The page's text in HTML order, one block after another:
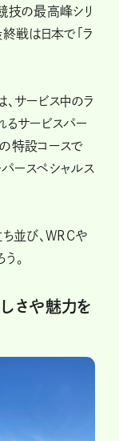
技の最高峰シリ
戦は日本で「ラ
サービス中のラ
るサービスパー
特設コースで
ースペシャルス
ち並び、WRCや
。
さや魅力を